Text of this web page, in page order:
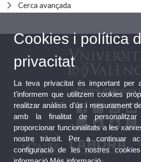
Cerca avançada
Centre d'Idiomes
Cookies i política
privacitat
La teva privacitat és important per
t'informem que utilitzem cookies
realitzar anàlisis d'ús i mesurament
amb la finalitat de personalitzar
proporcionar funcionalitats a les
nostre trànsit. Per a continuar
configuració de les nostres